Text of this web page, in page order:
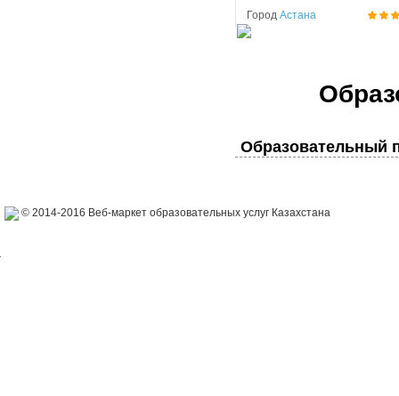
Город Астана
Образовательный
© 2014-2016 Веб-маркет образовательных услуг Казахстана